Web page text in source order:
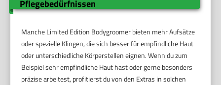
Pflegebedürfnissen
Manche Limited Edition Bodygroomer bieten mehr Aufsätze
oder spezielle Klingen, die sich besser für empfindliche Haut
oder unterschiedliche Körperstellen eignen. Wenn du zum
Beispiel sehr empfindliche Haut hast oder gerne besonders
präzise arbeitest, profitierst du von den Extras in solchen